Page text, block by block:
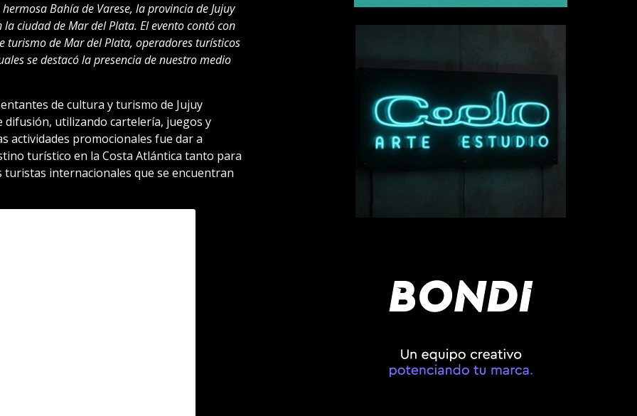
Bahía de Varese, la provincia de Jujuy
ciudad de Mar del Plata. El evento contó con
turismo de Mar del Plata, operadores turísticos
se destacó la presencia de nuestro medio
de cultura y turismo de Jujuy
difusión, utilizando cartelería, juegos y
actividades promocionales fue dar a
turístico en la Costa Atlántica tanto para
turistas internacionales que se encuentran